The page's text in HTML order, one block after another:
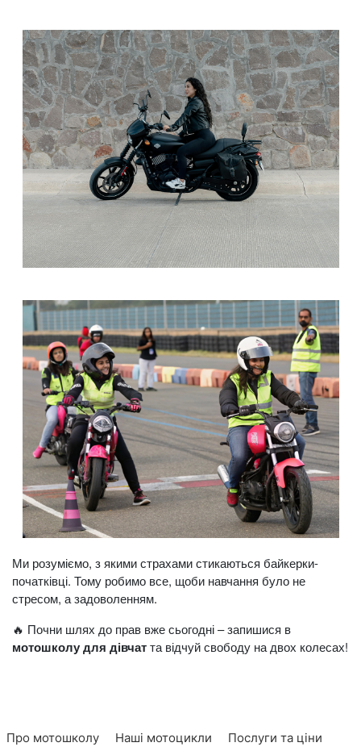
Ми розуміємо, з якими страхами стикаються байкерки-
початківці. Тому робимо все, щоби навчання було не
стресом, а задоволенням.
🔥 Почни шлях до прав вже сьогодні – запишися в
мотошколу для дівчатта відчуй свободу на двох колесах!
Про мотошколу Наші мотоцикли Послуги та ціни